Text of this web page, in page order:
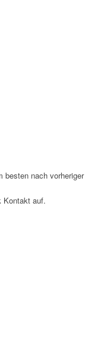
besten nach vorheriger
Kontakt auf.